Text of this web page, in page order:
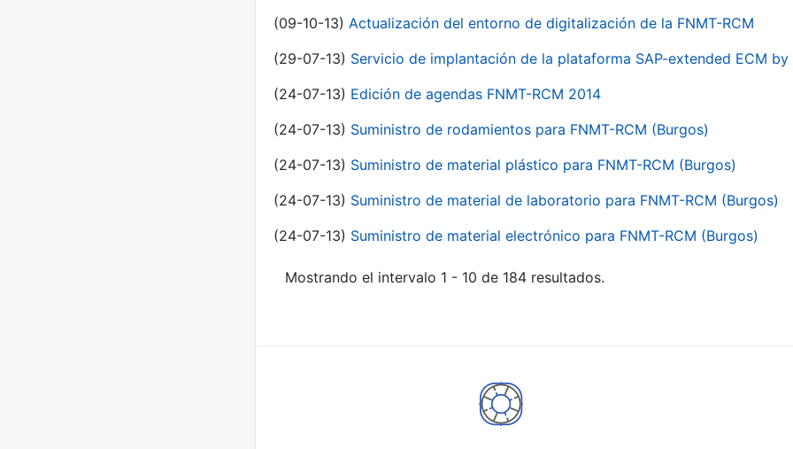
(09-10-13) Actualización del entorno de digitalización de la FNMT-RCM
(29-07-13) Servicio de implantación de la plataforma SAP-extended ECM by
(24-07-13) Edición de agendas FNMT-RCM 2014
(24-07-13) Suministro de rodamientos para FNMT-RCM (Burgos)
(24-07-13) Suministro de material plástico para FNMT-RCM (Burgos)
(24-07-13) Suministro de material de laboratorio para FNMT-RCM (Burgos)
(24-07-13) Suministro de material electrónico para FNMT-RCM (Burgos)
Mostrando el intervalo 1 - 10 de 184 resultados.